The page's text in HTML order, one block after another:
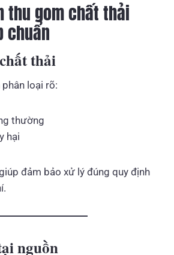
thu gom chất thải
chuẩn
thải
loại rõ:
thường
hại
đảm bảo xử lý đúng quy định
nguồn